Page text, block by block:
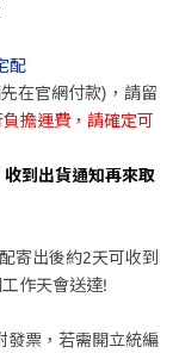
配
在官網付款)，請留
擔運費，請確定可
到出貨通知再來取
出後約2天可收到
作天會送達!
，若需開立統編